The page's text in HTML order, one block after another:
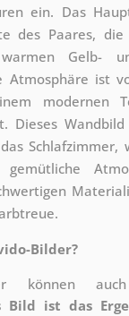
ein. Das
des Paares,
Gelb-
Atmosphäre ist
modernen
Dieses
Schlafzimmer,
Bilder?
können
Bild ist das